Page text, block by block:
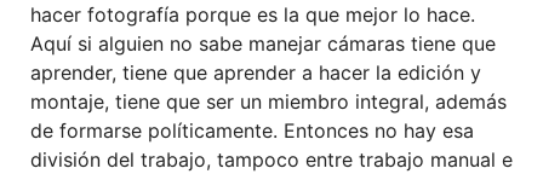
hacer fotografía porque es la que mejor lo hace.
Aquí si alguien no sabe manejar cámaras tiene que
aprender, tiene que aprender a hacer la edición y
montaje, tiene que ser un miembro integral, además
de formarse políticamente. Entonces no hay esa
división del trabajo, tampoco entre trabajo manual e